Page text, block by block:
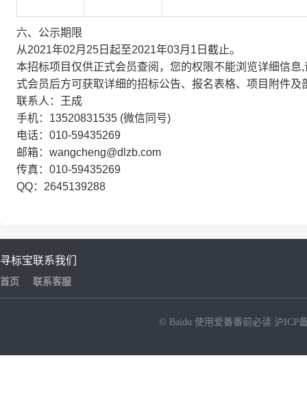
六、公示期限
从2021年02月25日起至2021年03月1日截止。
本招标项目仅供正式会员查阅，您的权限不能浏览详细信息,
式会员后方可获取详细的招标公告、报名表格、项目附件及
联系人：王成
手机：13520831535 (微信同号)
电话：010-59435269
邮箱：wangcheng@dlzb.com
传真：010-59435269
QQ：2645139288
寻标宝
首页
联系我们
联系客服
© Baidu 使用爱番番前必读 沪ICP